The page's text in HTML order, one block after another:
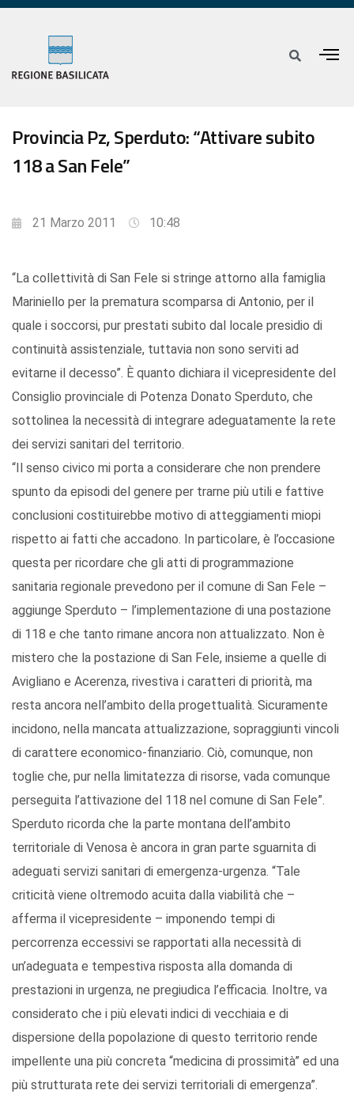
Provincia Pz, Sperduto: “Attivare subito
118 a San Fele”
21 Marzo 2011 10:48
“La collettività di San Fele si stringe attorno alla famiglia
Mariniello per la prematura scomparsa di Antonio, per il
quale i soccorsi, pur prestati subito dal locale presidio di
continuità assistenziale, tuttavia non sono serviti ad
evitarne il decesso”. È quanto dichiara il vicepresidente del
Consiglio provinciale di Potenza Donato Sperduto, che
sottolinea la necessità di integrare adeguatamente la rete
dei servizi sanitari del territorio.
“Il senso civico mi porta a considerare che non prendere
spunto da episodi del genere per trarne più utili e fattive
conclusioni costituirebbe motivo di atteggiamenti miopi
rispetto ai fatti che accadono. In particolare, è l’occasione
questa per ricordare che gli atti di programmazione
sanitaria regionale prevedono per il comune di San Fele –
aggiunge Sperduto – l’implementazione di una postazione
di 118 e che tanto rimane ancora non attualizzato. Non è
mistero che la postazione di San Fele, insieme a quelle di
Avigliano e Acerenza, rivestiva i caratteri di priorità, ma
resta ancora nell’ambito della progettualità. Sicuramente
incidono, nella mancata attualizzazione, sopraggiunti vincoli
di carattere economico-finanziario. Ciò, comunque, non
toglie che, pur nella limitatezza di risorse, vada comunque
perseguita l’attivazione del 118 nel comune di San Fele”.
Sperduto ricorda che la parte montana dell’ambito
territoriale di Venosa è ancora in gran parte sguarnita di
adeguati servizi sanitari di emergenza-urgenza. “Tale
criticità viene oltremodo acuita dalla viabilità che –
afferma il vicepresidente – imponendo tempi di
percorrenza eccessivi se rapportati alla necessità di
un’adeguata e tempestiva risposta alla domanda di
prestazioni in urgenza, ne pregiudica l’efficacia. Inoltre, va
considerato che i più elevati indici di vecchiaia e di
dispersione della popolazione di questo territorio rende
impellente una più concreta “medicina di prossimità” ed una
più strutturata rete dei servizi territoriali di emergenza”.